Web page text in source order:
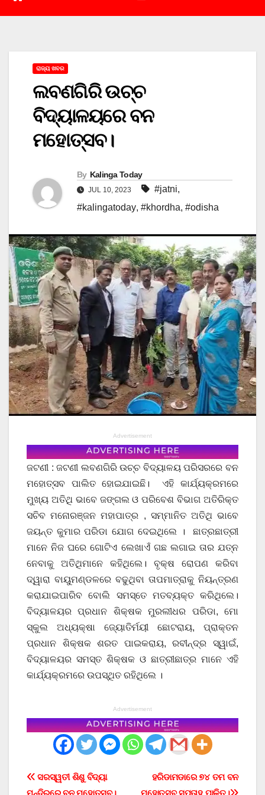
ରାଜ୍ୟ ଖବର
ଲବଣଗିରି ଉଚ୍ଚ
ବିଦ୍ୟାଳୟରେ ବନ
ମହୋତ୍ସବ।
By Kalinga Today
JUL 10, 2023 #jatni,
#kalingatoday, #khordha, #odisha
Advertisement
ଜଟଣୀ : ଜଟଣୀ ଲବଣଗିରି ଉଚ୍ଚ ବିଦ୍ୟାଳୟ ପରିସରରେ ବନ
ମହୋତ୍ସବ ପାଲିତ ହୋଇଯାଇଛି। ଏହି କାର୍ଯ୍ୟକ୍ରମରେ
ମୁଖ୍ୟ ଅତିଥି ଭାବେ ଜଙ୍ଗଲ ଓ ପରିବେଶ ବିଭାଗ ଅତିରିକ୍ତ
ସଚିବ ମନୋରଞ୍ଜନ ମହାପାତ୍ର , ସମ୍ମାନିତ ଅତିଥି ଭାବେ
ଜୟନ୍ତ କୁମାର ପରିଡା ଯୋଗ ଦେଇଥିଲେ । ଛାତ୍ରଛାତ୍ରୀ
ମାନେ ନିଜ ଘରେ ଗୋଟିଏ ଲେଖାଏଁ ଗଛ ଲଗାଇ ତାର ଯତ୍ନ
ନେବାକୁ ଅତିଥିମାନେ କହିଥିଲେ। ବୃକ୍ଷ ରୋପଣ କରିବା
ଦ୍ୱାରା ବାୟୁମଣ୍ଡଳରେ ବଢୁଥିବା ତାପମାତ୍ରାକୁ ନିୟନ୍ତ୍ରଣ
କରାଯାଇପାରିବ ବୋଲି ସମସ୍ତେ ମତବ୍ୟକ୍ତ କରିଥିଲେ।
ବିଦ୍ୟାଳୟର ପ୍ରଧାନ ଶିକ୍ଷକ ମୁରଲୀଧର ପରିଡା, ମୋ
ସ୍କୁଲ ଅଧ୍ୟକ୍ଷା ଜ୍ୟୋତିର୍ମୟୀ ଛୋଟରାୟ, ପ୍ରାକ୍ତନ
ପ୍ରଧାନ ଶିକ୍ଷକ ଶରତ ପାଇକରାୟ, ରବୀନ୍ଦ୍ର ସ୍ୱାଇଁ,
ବିଦ୍ୟାଳୟର ସମସ୍ତ ଶିକ୍ଷକ ଓ ଛାତ୍ରୀଛାତ୍ର ମାନେ ଏହି
କାର୍ଯ୍ୟକ୍ରମରେ ଉପସ୍ଥିତ ରହିଥିଲେ ।
Advertisement
Post
ହରିଡାମଡାରେ ୭୪ ତମ ବନ
ସରସ୍ୱତୀ ଶିଶୁ ବିଦ୍ୟା